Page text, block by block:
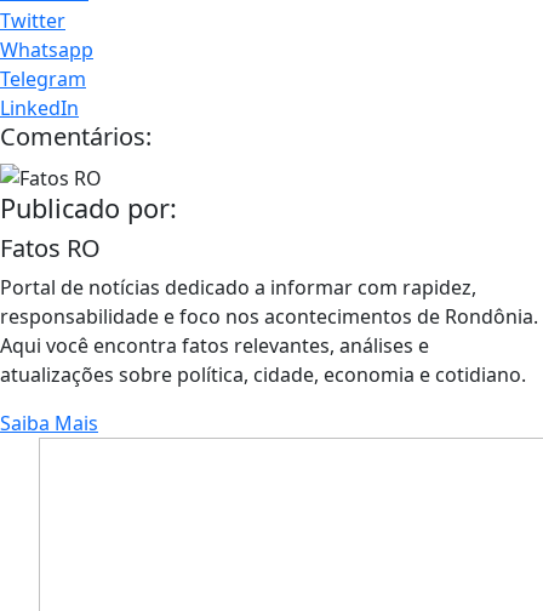
Twitter
Whatsapp
Telegram
LinkedIn
Comentários:
Publicado por:
Fatos RO
Portal de notícias dedicado a informar com rapidez,
responsabilidade e foco nos acontecimentos de Rondônia.
Aqui você encontra fatos relevantes, análises e
atualizações sobre política, cidade, economia e cotidiano.
Saiba Mais